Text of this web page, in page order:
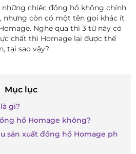
chiếc đồng hồ không chính
nhưng còn có một tên gọi khác ít
Nghe qua thì 3 từ này có
chất thì Homage lại được thế
tại sao vậy?
Mục lục
gì?
hồ Homage không?
sản xuất đồng hồ Homage ph